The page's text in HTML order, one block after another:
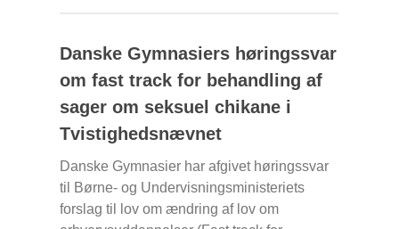
Danske Gymnasiers høringssvar
om fast track for behandling af
sager om seksuel chikane i
Tvistighedsnævnet
Danske Gymnasier har afgivet høringssvar
til Børne- og Undervisningsministeriets
forslag til lov om ændring af lov om